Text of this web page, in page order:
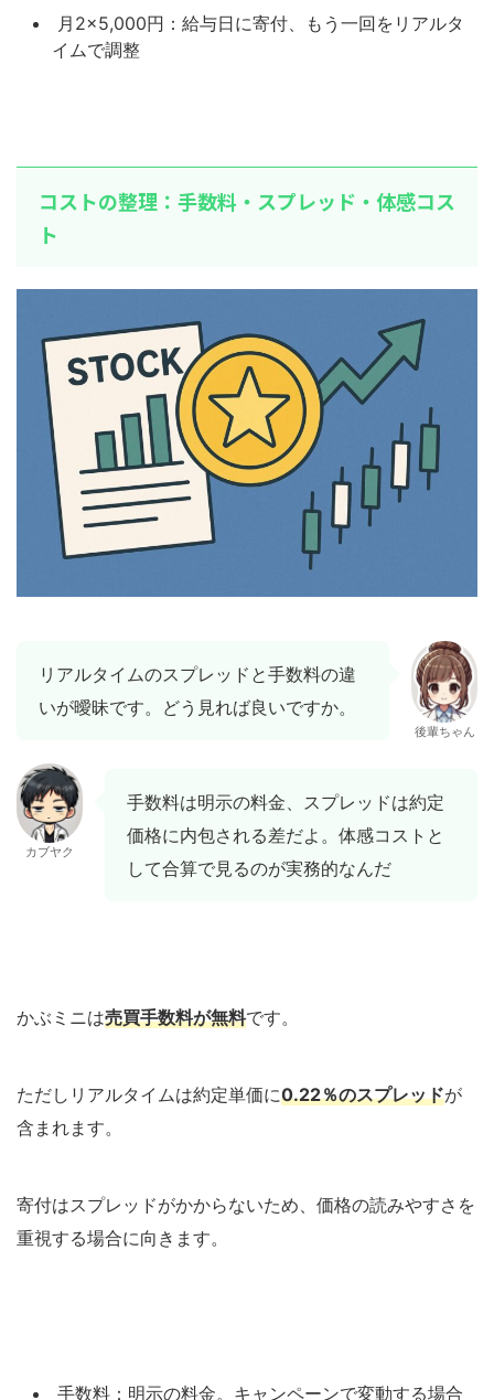
月2×5,000円：給与日に寄付、もう一回をリアルタ
イムで調整
コストの整理：手数料・スプレッド・体感コス
ト
リアルタイムのスプレッドと手数料の違
いが曖昧です。どう見れば良いですか。
後輩ちゃん
カブヤク
手数料は明示の料金、スプレッドは約定
価格に内包される差だよ。体感コストと
して合算で見るのが実務的なんだ
かぶミニは売買手数料が無料です。
ただしリアルタイムは約定単価に0.22％のスプレッドが
含まれます。
寄付はスプレッドがかからないため、価格の読みやすさを
重視する場合に向きます。
手数料：明示の料金。キャンペーンで変動する場合